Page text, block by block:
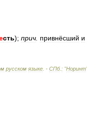
сть); прич привнёсший и
русском языке . - СПб. : "Норинт